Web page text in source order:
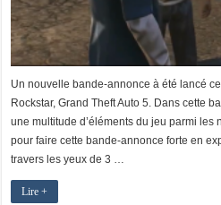
Un nouvelle bande-annonce à été lancé
Rockstar, Grand Theft Auto 5. Dans cette
une multitude d’éléments du jeu parmi
pour faire cette bande-annonce forte en
travers les yeux de 3 …
Lire +